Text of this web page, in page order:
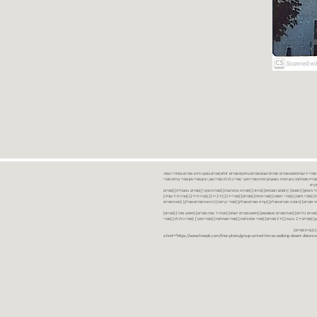
ספרים יד שניה ספרים משומשים ספרים חדשים ספרים יד 2 מכירת ספרים יד שניה ספרי יד שניהחיפוש ספרים ספרים ישנים ספרים עתיקים ספרים זולים ספרים במצב חדש ספרים במחירי רצפה
במבצע ספרים יד 2 ברמת גן ספרים יד 2 ביבנה יד 2 ספרים ספרי פסיכולוגיה ספריה סוציולוגיה ביוגרפיות ו אוטוביוגרפיות ספרי חינוך ספרי כלכלה ספרי שוק ההון ספרי עיון ספרי פרוזה ספרי
ביטחון] [רומנים] [רומנים רומנטיים] [פרוזה] [ספרות מתורגמת] [ספרות מקור] [ספרים באנגלית] [ספרים
חדשים מהחנות] [ספרים מומלצים] [ספרי בישול] [ספרי עידן חדש] [ספרי עסקים] [ספרי מורשת] [מחזות] [ספרי שירה] [ספרי בריאות] [ספרי תזונה] [ספרי רפואה] [ספרי מתח] [ספרים] [ספרי יד 2[ [יד 2 יד 2[ [מכירת יד 2[ [מכירת יד שנייה]
יד 2[ [ספר] [ספרים יד 2[ [הזמנת ספרים] [יד 2 ספרים] [ספרים בזול] [אתר ספרים] [הזמנת ספרים אונליין] [קניית ספרים אונליין] [ספרי קריאה] [רכישת ספרים אונליין] [חנות ספרים
נדירים] [חנות ספרים משומשים] [חיפוש ספרים ישנים] [חנות יד שניה ספרים] [חיפוש ספר] [ספרים]
[חנות ספרים זולים] [ספרים חדשים] [ספרים במחירי רצפה] [ספרים במשלוח חינם] [ספרים במשלוח עד הבית] [ספרים יד 2 ברמת גן] [ספרים יד 2 ביבנה] [יד 2 ספרים] [ספרי פסיכולוגיה] [ספרי סוציולוגיה] [ספרי חינוך] [ספרי כלכלה] [ספרי
[קניית ספרים]
<a href="https://www.freepik.com/free-photo/group-armed-forces-walking-desert-